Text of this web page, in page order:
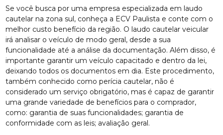
Se você busca por uma empresa especializada em laudo
cautelar na zona sul, conheça a ECV Paulista e conte com o
melhor custo benefício da região. O laudo cautelar veicular
irá analisar o veículo de modo geral, desde a sua
funcionalidade até a análise da documentação. Além disso, é
importante garantir um veículo capacitado e dentro da lei,
deixando todos os documentos em dia. Este procedimento,
também conhecido como perícia cautelar, não é
considerado um serviço obrigatório, mas é capaz de garantir
uma grande variedade de benefícios para o comprador,
como: garantia de suas funcionalidades; garantia de
conformidade com as leis; avaliação geral.